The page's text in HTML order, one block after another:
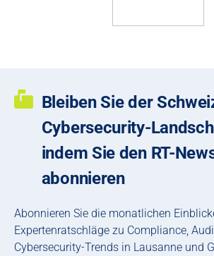
Bleiben Sie der
Cybersecurity-
indem Sie den RT-
abonnieren
Abonnieren Sie die monatlichen
Expertenratschläge zu Compliance,
Cybersecurity-Trends in Lausanne und